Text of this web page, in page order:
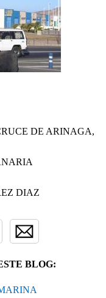
DE ARINAGA,
DIAZ
BLOG: